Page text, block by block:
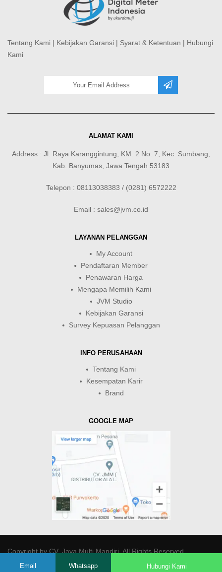
Tentang Kami | Kebijakan Garansi | Syarat & Ketentuan | Hubungi
Kami
ALAMAT KAMI
Address : Jl. Raya Karanggintung, KM. 2 No. 7, Kec. Sumbang,
Kab. Banyumas, Jawa Tengah 53183
Telepon : 08113038383 / (0281) 6572222
Email : sales@jvm.co.id
LAYANAN PELANGGAN
My Account
Pendaftaran Member
Penawaran Harga
Mengapa Memilih Kami
JVM Studio
Kebijakan Garansi
Survey Kepuasan Pelanggan
INFO PERUSAHAAN
Tentang Kami
Kesempatan Karir
Brand
GOOGLE MAP
Copyright byCV. Java Multi Mandiri. All Rights Reserved.
Email Whatsapp Hubungi Kami